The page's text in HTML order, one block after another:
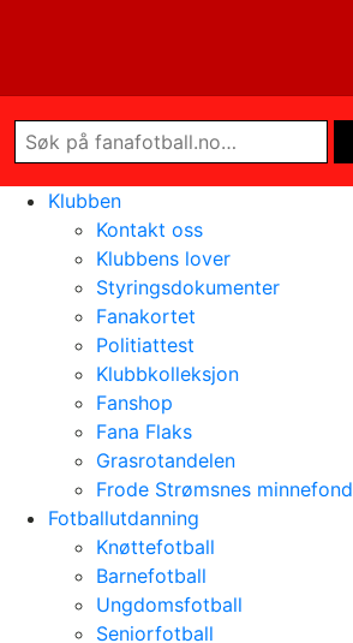
Klubben
Kontakt oss
Klubbens lover
Styringsdokumenter
Fanakortet
Politiattest
Klubbkolleksjon
Fanshop
Fana Flaks
Grasrotandelen
Frode Strømsnes minnefond
Fotballutdanning
Knøttefotball
Barnefotball
Ungdomsfotball
Seniorfotball